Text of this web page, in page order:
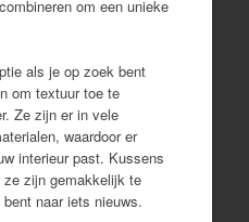
om een unieke
als je op zoek bent
om textuur toe te
Ze zijn er in vele
waardoor er
interieur past. Kussens
zijn gemakkelijk te
naar iets nieuws.